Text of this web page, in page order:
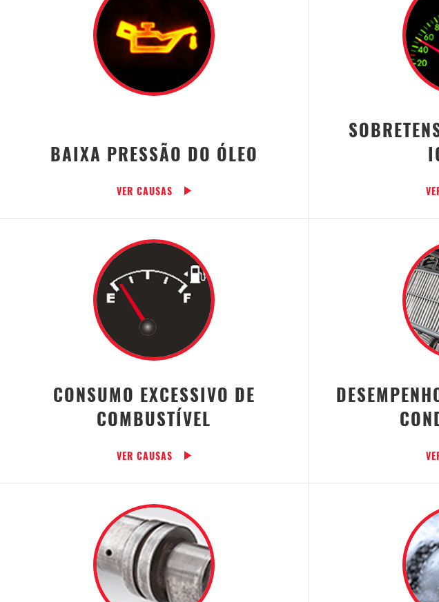
BAIXA PRESSÃO DO ÓLEO
VER CAUSAS
CONSUMO EXCESSIVO DE
COMBUSTÍVEL
VER CAUSAS